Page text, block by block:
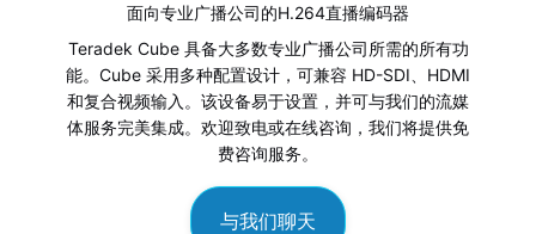
面向专业广播公司的H.264直播编码器
Teradek Cube 具备大多数专业广播公司所需的所有功
能。Cube 采用多种配置设计，可兼容 HD-SDI、HDMI
和复合视频输入。该设备易于设置，并可与我们的流媒
体服务完美集成。欢迎致电或在线咨询，我们将提供免
费咨询服务。
与我们聊天